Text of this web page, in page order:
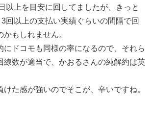
以上を目安に回してましたが、きっと
回以上の支払い実績ぐらいの間隔で回
もしれません。
にドコモも同様の率になるので、それら
線数が適当で、かおるさんの純解約は英
けた感が強いのでそこが、辛いですね。